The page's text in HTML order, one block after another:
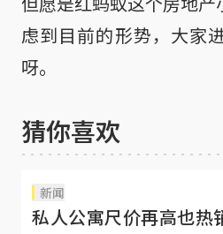
虑到目前的形势，大家
呀。
猜你喜欢
新闻
私人公寓尺价再高也